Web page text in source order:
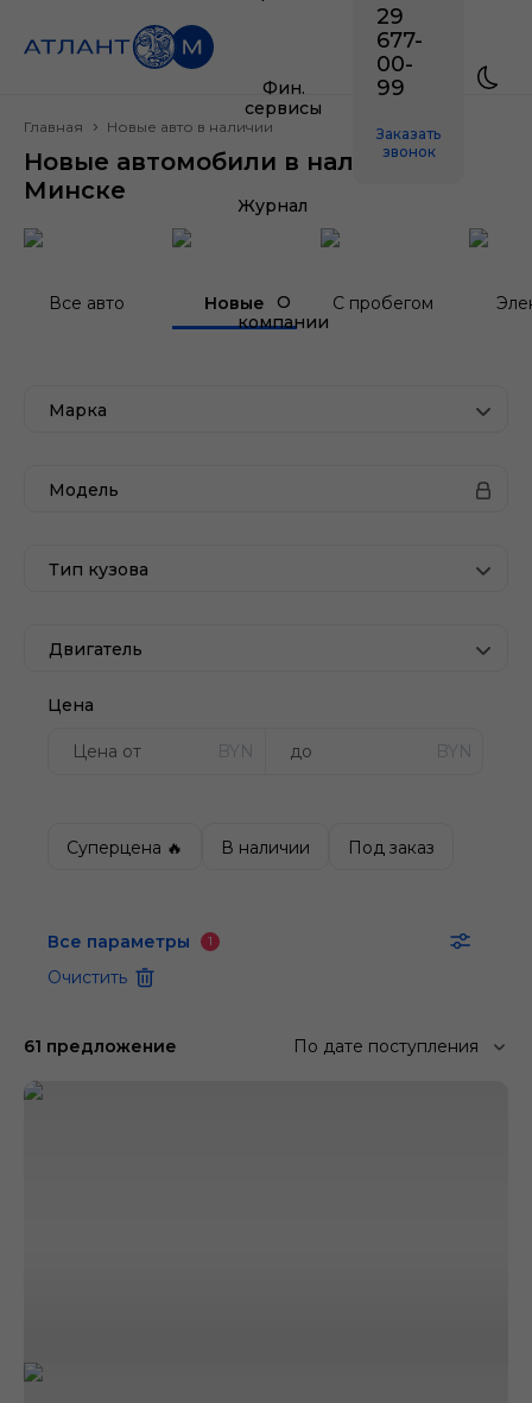
Фин.
сервисы
Журнал
О
компании
29
677-
00-
99
Заказать
звонок
Главная Новые авто в наличии
Новые автомобили в наличии в
Минске
Все авто Новые С пробегом
Марка
Модель
Тип кузова
Двигатель
Цена
BYN BYN
Суперцена 🔥 В наличии Под заказ
Все параметры 1
Очистить
61 предложение По дате поступления